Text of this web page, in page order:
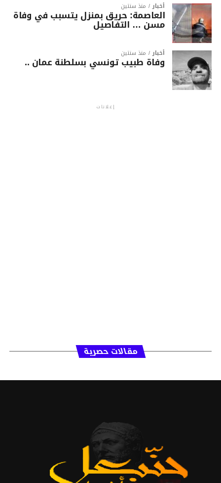
أخبار منذ سنتين
العاصمة: حريق بمنزل يتسبب في وفاة
مسن … التفاصيل
أخبار منذ سنتين
وفاة طبيب تونسي بسلطنة عمان ..
إعلانات
مقالات حصرية